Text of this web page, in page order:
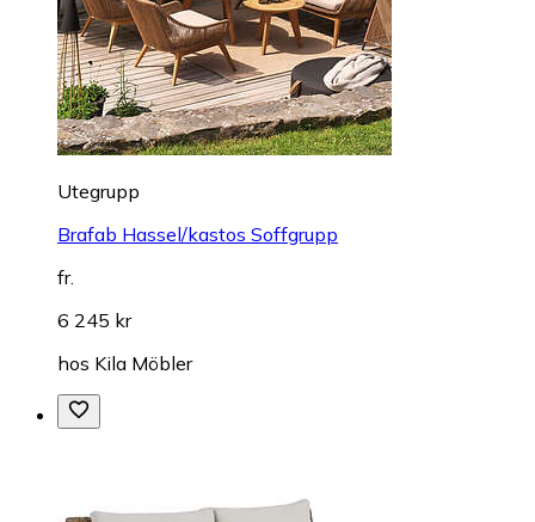
Utegrupp
Brafab Hassel/kastos Soffgrupp
fr.
6 245 kr
hos Kila Möbler